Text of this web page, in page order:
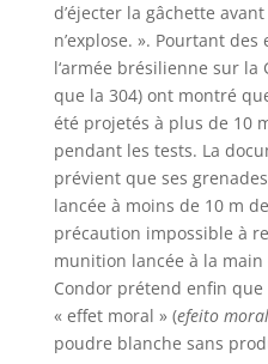
d’éjecter la gâchette
n’explose. ». Pourtant
l‘armée brésilienne sur la
que la 304) ont montré
été projetés à plus de 10
pendant les tests. La
prévient que ses
lancée à moins de 10 m
précaution impossible à
munition lancée à la
Condor prétend enfin que
« effet moral » (efeito moral
poudre blanche sans